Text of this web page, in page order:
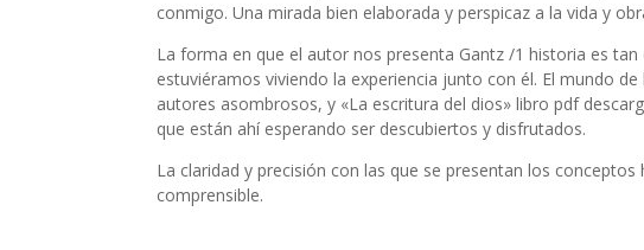
conmigo. Una mirada bien elaborada y perspicaz a la vida y
La forma en que el autor nos presenta Gantz /1 historia es
estuviéramos viviendo la experiencia junto con él. El mundo
autores asombrosos, y «La escritura del dios» libro pdf
que están ahí esperando ser descubiertos y disfrutados.
La claridad y precisión con las que se presentan los
comprensible.